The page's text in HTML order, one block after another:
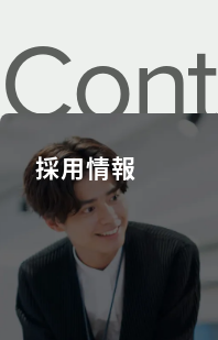
us.
採用情報